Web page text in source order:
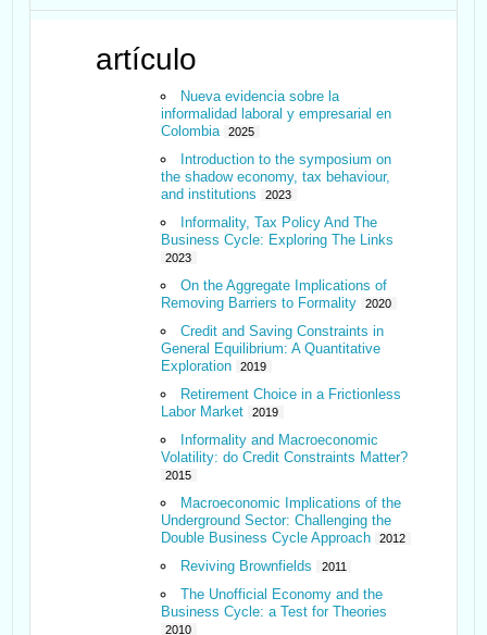
artículo
Nueva evidencia sobre la
informalidad laboral y empresarial en
Colombia
2025
Introduction to the symposium on
the shadow economy, tax behaviour,
and institutions
2023
Informality, Tax Policy And The
Business Cycle: Exploring The Links
2023
On the Aggregate Implications of
Removing Barriers to Formality
2020
Credit and Saving Constraints in
General Equilibrium: A Quantitative
Exploration
2019
Retirement Choice in a Frictionless
Labor Market
2019
Informality and Macroeconomic
Volatility: do Credit Constraints Matter?
2015
Macroeconomic Implications of the
Underground Sector: Challenging the
Double Business Cycle Approach
2012
Reviving Brownfields 2011
The Unofficial Economy and the
Business Cycle: a Test for Theories
2010